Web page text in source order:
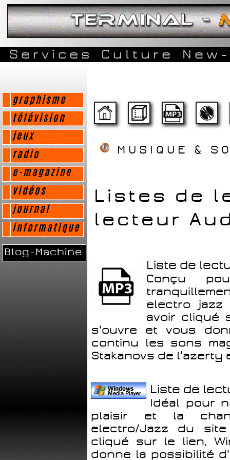
Services Culture
graphisme
télévision
jeux
radio
e-magazine
vidéos
journal
informatique
Blog-Machine
MUSIQUE &
Listes de
lecteur
Liste de
Conçu
electro jazz
avoir cliqué
s'ouvre et vous
continu les sons
Stakanovs de l'azerty
Liste de
Idéal pour
plaisir et la
electro/Jazz du site
cliqué sur le lien,
donne la possibilité